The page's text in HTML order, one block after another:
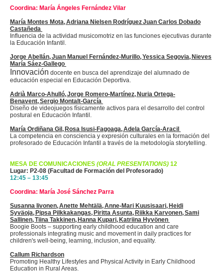
Coordina: María Ángeles Fernández Vilar
María Montes Mota, Adriana Nielsen Rodríguez Juan Carlos Dobado
Castañeda
Influencia de la actividad musicomotriz en las funciones ejecutivas durante
la Educación Infantil.
Jorge Abellán, Juan Manuel Fernández-Murillo,Yessica Segovia, Nieves
María Sáez-Gallego
Innovación docente en busca del aprendizaje del alumnado de
educación especial en Educación Deportiva.
Adrià Marco-Ahulló, Jorge Romero-Martínez, Nuria Ortega-
Benavent, Sergio Montalt-García
Diseño de videojuegos físicamente activos para el desarrollo del control
postural en Educación Infantil.
María Ordiñana Gil, Rosa Isusi-Fagoaga, Adela García-Aracil
La competencia en consciencia y expresión culturales en la formación del
profesorado de Educación Infantil a través de la metodología storytelling
MESA DE COMUNICACIONES (ORAL PRESENTATIONS) 12
Lugar: P2-08 (Facultad de Formación del Profesorado)
12:45 – 13:45
Coordina: María José Sánchez Parra
Susanna Iivonen, Anette Mehtälä, Anne-Mari Kuusisaari, Heidi
Syväoja, Pipsa Pilkkakangas, Piritta Asunta, Riikka Karvonen, Sami
Sallinen, Tiina Takkinen, Hanna Kupari, Katriina Hyvönen
Boogie Boots – supporting early childhood education and care
professionals integrating music and movement in daily practices for
children's well-being, learning, inclusion, and equality.
Callum Richardson
Promoting Healthy Lifestyles and Physical Activity in Early Childhood
Education in Rural Areas.